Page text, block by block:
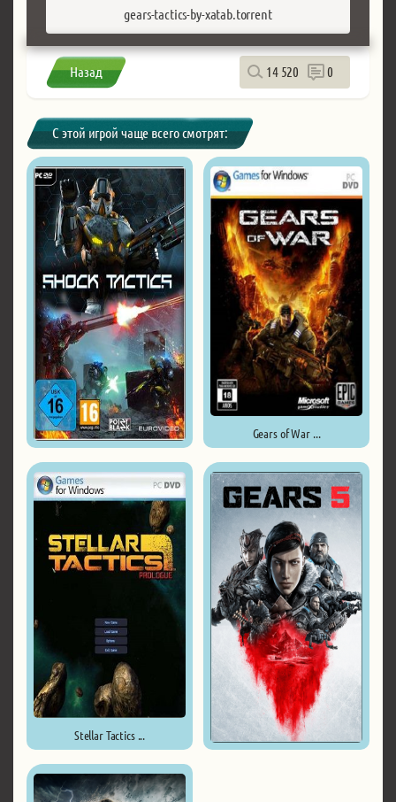
gears-tactics-by-xatab.torrent
Назад 14 520 0
С этой игрой чаще всего смотрят:
Gears of War ...
Stellar Tactics ...